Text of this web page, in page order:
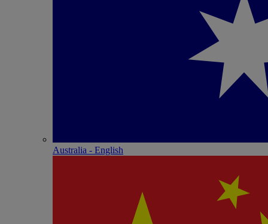
Australia - English